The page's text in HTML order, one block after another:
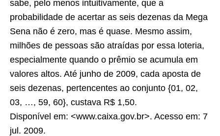
sabe, pelo menos intuitivamente, que a
probabilidade de acertar as seis dezenas da Mega
Sena não é zero, mas é quase. Mesmo assim,
milhões de pessoas são atraídas por essa loteria,
especialmente quando o prêmio se acumula em
valores altos. Até junho de 2009, cada aposta de
seis dezenas, pertencentes ao conjunto {01, 02,
03, …, 59, 60}, custava R$ 1,50.
Disponível em: <www.caixa.gov.br>. Acesso em: 7
jul. 2009.